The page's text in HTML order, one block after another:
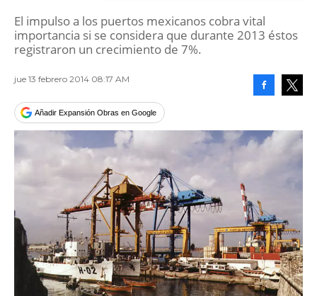
El impulso a los puertos mexicanos cobra vital
importancia si se considera que durante 2013 éstos
registraron un crecimiento de 7%.
jue 13 febrero 2014 08:17 AM
Añadir Expansión Obras en Google